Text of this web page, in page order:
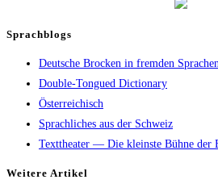
Sprachblogs
Deutsche Brocken in fremden
Double-Tongued Dictionary
Österreichisch
Sprachliches aus der Schweiz
Texttheater — Die kleinste Bühne der
Wei­te­re Artikel